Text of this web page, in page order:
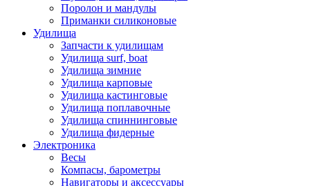
Поролон и мандулы
Приманки силиконовые
Удилища
Запчасти к удилищам
Удилища surf, boat
Удилища зимние
Удилища карповые
Удилища кастинговые
Удилища поплавочные
Удилища спиннинговые
Удилища фидерные
Электроника
Весы
Компасы, барометры
Навигаторы и аксессуары